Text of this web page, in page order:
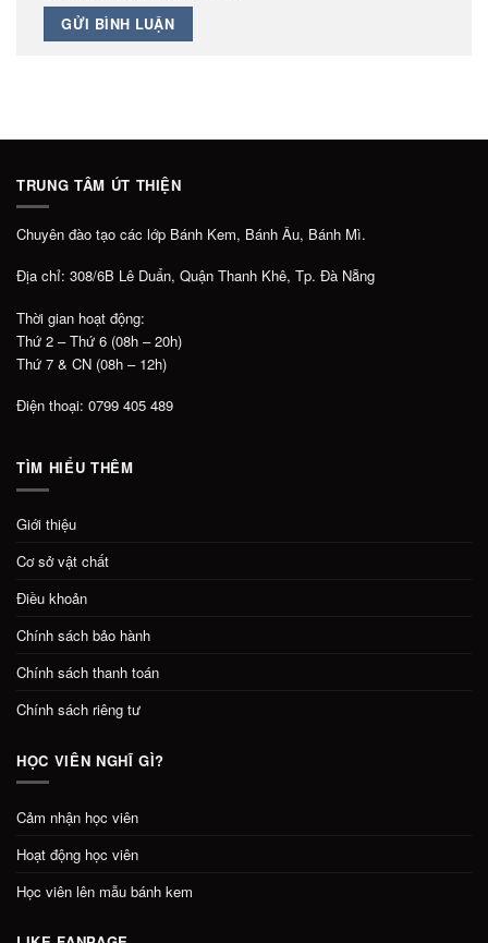
TRUNG TÂM ÚT THIỆN
Chuyên đào tạo các lớp Bánh Kem, Bánh Âu, Bánh Mì.
Địa chỉ: 308/6B Lê Duẩn, Quận Thanh Khê, Tp. Đà Nẵng
Thời gian hoạt động:
Thứ 2 – Thứ 6 (08h – 20h)
Thứ 7 & CN (08h – 12h)
Điện thoại: 0799 405 489
TÌM HIỂU THÊM
Giới thiệu
Cơ sở vật chất
Điều khoản
Chính sách bảo hành
Chính sách thanh toán
Chính sách riêng tư
HỌC VIÊN NGHĨ GÌ?
Cảm nhận học viên
Hoạt động học viên
Học viên lên mẫu bánh kem